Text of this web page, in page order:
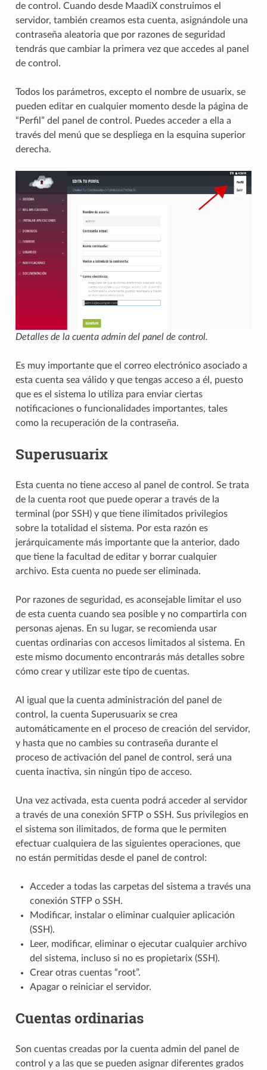
de control. Cuando desde MaadiX construimos el
servidor, también creamos esta cuenta, asignándole una
contraseña aleatoria que por razones de seguridad
tendrás que cambiar la primera vez que accedes al panel
de control.
Todos los parámetros, excepto el nombre de usuarix, se
pueden editar en cualquier momento desde la página de
“Perfil” del panel de control. Puedes acceder a ella a
través del menú que se despliega en la esquina superior
derecha.
Detalles de la cuenta admin del panel de control.
Es muy importante que el correo electrónico asociado a
esta cuenta sea válido y que tengas acceso a él, puesto
que es el sistema lo utiliza para enviar ciertas
notificaciones o funcionalidades importantes, tales
como la recuperación de la contraseña.
Superusuarix
Esta cuenta no tiene acceso al panel de control. Se trata
de la cuenta root que puede operar a través de la
terminal (por SSH) y que tiene ilimitados privilegios
sobre la totalidad el sistema. Por esta razón es
jerárquicamente más importante que la anterior, dado
que tiene la facultad de editar y borrar cualquier
archivo. Esta cuenta no puede ser eliminada.
Por razones de seguridad, es aconsejable limitar el uso
de esta cuenta cuando sea posible y no compartirla con
personas ajenas. En su lugar, se recomienda usar
cuentas ordinarias con accesos limitados al sistema. En
este mismo documento encontrarás más detalles sobre
cómo crear y utilizar este tipo de cuentas.
Al igual que la cuenta administración del panel de
control, la cuenta Superusuarix se crea
automáticamente en el proceso de creación del servidor,
y hasta que no cambies su contraseña durante el
proceso de activación del panel de control, será una
cuenta inactiva, sin ningún tipo de acceso.
Una vez activada, esta cuenta podrá acceder al servidor
a través de una conexión SFTP o SSH. Sus privilegios en
el sistema son ilimitados, de forma que le permiten
efectuar cualquiera de las siguientes operaciones, que
no están permitidas desde el panel de control:
Acceder a todas las carpetas del sistema a través una
conexión STFP o SSH.
Modificar, instalar o eliminar cualquier aplicación
(SSH).
Leer, modificar, eliminar o ejecutar cualquier archivo
del sistema, incluso si no es propietarix (SSH).
Crear otras cuentas “root”.
Apagar o reiniciar el servidor.
Cuentas ordinarias
Son cuentas creadas por la cuenta admin del panel de
control y a las que se pueden asignar diferentes grados